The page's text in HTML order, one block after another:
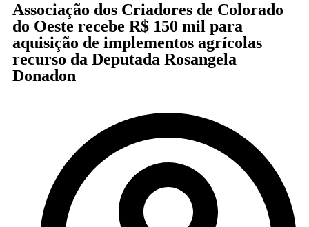
Associação dos Criadores de Colorado
do Oeste recebe R$ 150 mil para
aquisição de implementos agrícolas
recurso da Deputada Rosangela
Donadon